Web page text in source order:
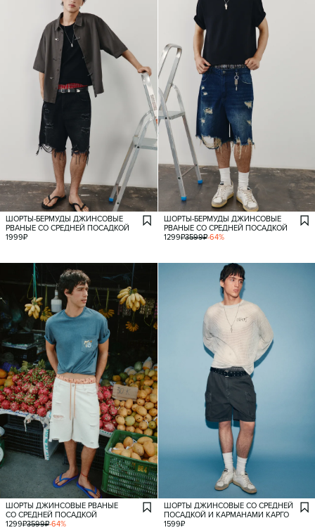
ШОРТЫ-БЕРМУДЫ ДЖИНСОВЫЕ
РВАНЫЕ СО СРЕДНЕЙ ПОСАДКОЙ
1999₽
ШОРТЫ-БЕРМУДЫ ДЖИНСОВЫЕ
РВАНЫЕ СО СРЕДНЕЙ ПОСАДКОЙ
1299₽3599₽-64%
ШОРТЫ ДЖИНСОВЫЕ РВАНЫЕ
СО СРЕДНЕЙ ПОСАДКОЙ
1299₽3599₽-64%
ШОРТЫ ДЖИНСОВЫЕ СО СРЕДНЕЙ
ПОСАДКОЙ И КАРМАНАМИ КАРГО
1599₽